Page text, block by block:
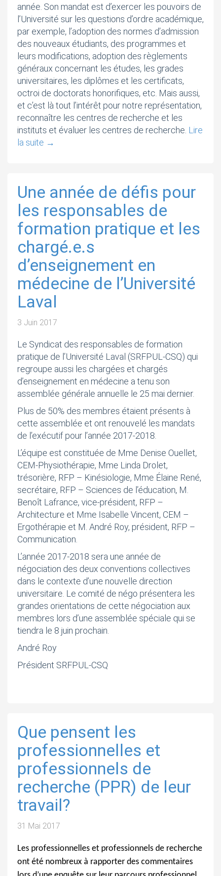
année. Son mandat est d’exercer les pouvoirs de
l’Université sur les questions d’ordre académique,
par exemple, l’adoption des normes d’admission
des nouveaux étudiants, des programmes et
leurs modifications, adoption des règlements
généraux concernant les études, les grades
universitaires, les diplômes et les certificats,
octroi de doctorats honorifiques, etc. Mais aussi,
et c’est là tout l’intérêt pour notre représentation,
reconnaître les centres de recherche et les
instituts et évaluer les centres de recherche. Lire
la suite →
Une année de défis pour
les responsables de
formation pratique et les
chargé.e.s
d’enseignement en
médecine de l’Université
Laval
3 Juin 2017
Le Syndicat des responsables de formation
pratique de l’Université Laval (SRFPUL-CSQ) qui
regroupe aussi les chargées et chargés
d’enseignement en médecine a tenu son
assemblée générale annuelle le 25 mai dernier.
Plus de 50% des membres étaient présents à
cette assemblée et ont renouvelé les mandats
de l’exécutif pour l’année 2017-2018.
L’équipe est constituée de Mme Denise Ouellet,
CEM-Physiothérapie, Mme Linda Drolet,
trésorière, RFP – Kinésiologie, Mme Élaine René,
secrétaire, RFP – Sciences de l’éducation, M.
Benoît Lafrance, vice-président, RFP –
Architecture et Mme Isabelle Vincent, CEM –
Ergothérapie et M. André Roy, président, RFP –
Communication.
L’année 2017-2018 sera une année de
négociation des deux conventions collectives
dans le contexte d’une nouvelle direction
universitaire. Le comité de négo présentera les
grandes orientations de cette négociation aux
membres lors d’une assemblée spéciale qui se
tiendra le 8 juin prochain.
André Roy
Président SRFPUL-CSQ
Que pensent les
professionnelles et
professionnels de
recherche (PPR) de leur
travail?
31 Mai 2017
Les professionnelles et professionnels de recherche
ont été nombreux à rapporter des commentaires